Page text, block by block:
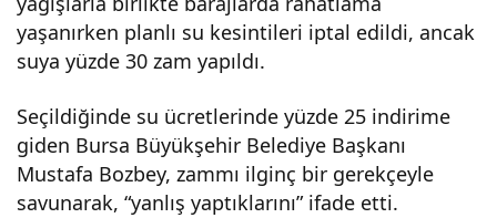
yaşanırken planlı su kesintileri iptal edildi, ancak
suya yüzde 30 zam yapıldı.
Seçildiğinde su ücretlerinde yüzde 25 indirime
giden Bursa Büyükşehir Belediye Başkanı
Mustafa Bozbey, zammı ilginç bir gerekçeyle
savunarak, “yanlış yaptıklarını” ifade etti.
yüz
30
zam